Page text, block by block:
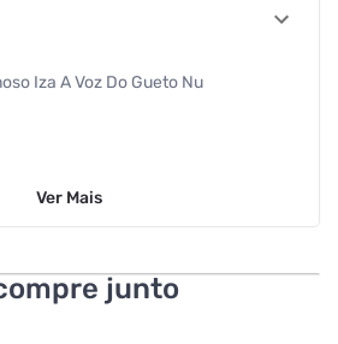
Iza A Voz Do Gueto Nu
Ver Mais
junto